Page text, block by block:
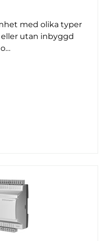
med olika typer
utan inbyggd